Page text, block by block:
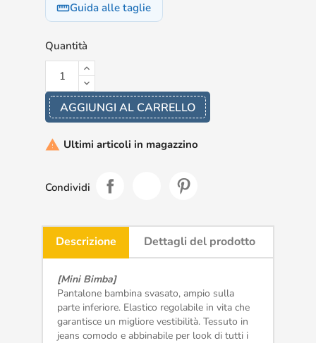
straightenGuida alle taglie
Quantità
AGGIUNGI AL CARRELLO
 Ultimi articoli in magazzino
Condividi
Descrizione Dettagli del prodotto
[Mini Bimba]
Pantalone bambina svasato, ampio sulla
parte inferiore. Elastico regolabile in vita che
garantisce un migliore vestibilità. Tessuto in
jeans comodo e abbinabile per look di tutti i